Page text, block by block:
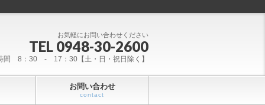
お気軽にお問い合わせください
TEL 0948-30-2600
間 8：30 - 17：30【土・日・祝日除く】
お問い合わせ
contact